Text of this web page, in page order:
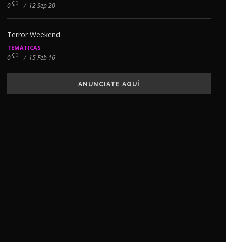
0 / 12 Sep 20
Terror Weekend
TEMÁTICAS
0 / 15 Feb 16
ANUNCIATE AQUÍ